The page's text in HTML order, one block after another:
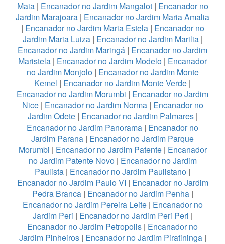
Maia| Encanador no Jardim Mangalot| Encanador no
Jardim Marajoara | Encanador no Jardim Maria Amalia
| Encanador no Jardim Maria Estela| Encanador no
Jardim Maria Luiza| Encanador no Jardim Marilia|
Encanador no Jardim Maringá | Encanador no Jardim
Maristela | Encanador no Jardim Modelo | Encanador
no Jardim Monjolo| Encanador no Jardim Monte
Kemel | Encanador no Jardim Monte Verde |
Encanador no Jardim Morumbi | Encanador no Jardim
Nice| Encanador no Jardim Norma| Encanador no
Jardim Odete| Encanador no Jardim Palmares|
Encanador no Jardim Panorama | Encanador no
Jardim Parana | Encanador no Jardim Parque
Morumbi | Encanador no Jardim Patente| Encanador
no Jardim Patente Novo| Encanador no Jardim
Paulista | Encanador no Jardim Paulistano |
Encanador no Jardim Paulo VI | Encanador no Jardim
Pedra Branca| Encanador no Jardim Penha|
Encanador no Jardim Pereira Leite| Encanador no
Jardim Peri | Encanador no Jardim Peri Peri |
Encanador no Jardim Petropolis | Encanador no
Jardim Pinheiros| Encanador no Jardim Piratininga|